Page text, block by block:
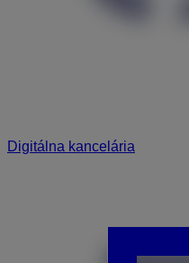
Digitálna kancelária